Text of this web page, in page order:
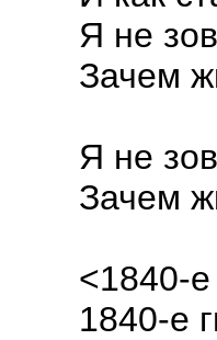
Я не
Зачем
Я не
Зачем
<1840-е
1840-е